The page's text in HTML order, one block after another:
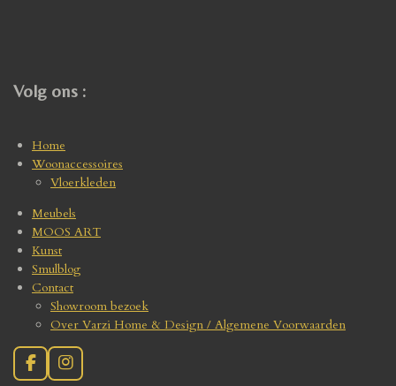
Volg ons :
Home
Woonaccessoires
Vloerkleden
Meubels
MOOS ART
Kunst
Smulblog
Contact
Showroom bezoek
Over Varzi Home & Design / Algemene Voorwaarden
F
I